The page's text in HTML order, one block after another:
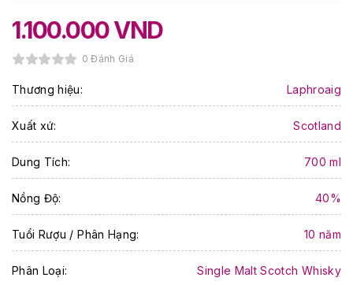
1.100.000VND
0 Đánh Giá
Thương hiệu: Laphroaig
Xuất xứ: Scotland
Dung Tích: 700 ml
Nồng Độ: 40%
Tuổi Rượu / Phân Hạng: 10 năm
Phân Loại: Single Malt Scotch Whisky